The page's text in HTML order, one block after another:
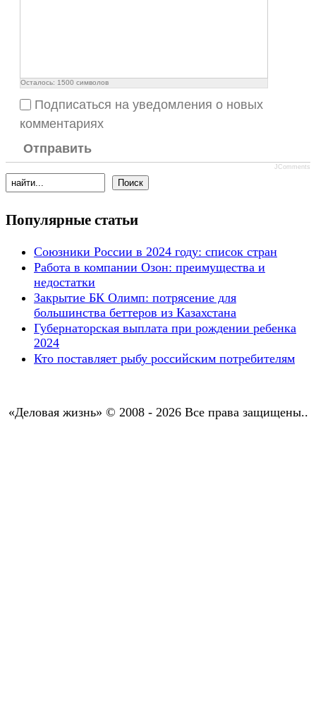
Осталось: 1500 символов
Подписаться на уведомления о новых
комментариях
Отправить
JComments
Популярные статьи
Союзники России в 2024 году: список стран
Работа в компании Озон: преимущества и
недостатки
Закрытие БК Олимп: потрясение для
большинства беттеров из Казахстана
Губернаторская выплата при рождении ребенка
2024
Кто поставляет рыбу российским потребителям
«Деловая жизнь» © 2008 - 2026 Все права защищены..